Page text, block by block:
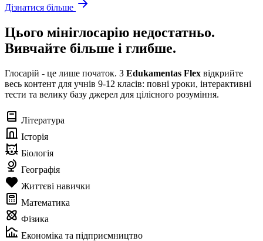
Дізнатися більше
Цього мініглосарію недостатньо.
Вивчайте більше і глибше.
Глосарій - це лише початок. З Edukamentas Flex відкрийте
весь контент для учнів 9-12 класів: повні уроки, інтерактивні
тести та велику базу джерел для цілісного розуміння.
Література
Історія
Біологія
Географія
Життєві навички
Математика
Фізика
Економіка та підприємництво